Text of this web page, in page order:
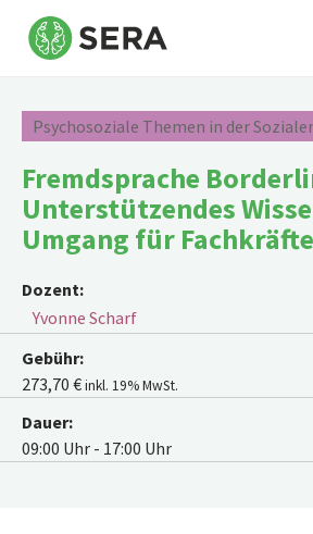
main
content
Psychosoziale Themen in der
Fremdsprache
Unterstützendes
Umgang für Fachkräfte
Dozent:
Yvonne Scharf
Gebühr:
273,70 €inkl. 19% MwSt.
Dauer:
09:00 Uhr - 17:00 Uhr